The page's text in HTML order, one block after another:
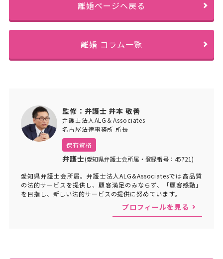
離婚ページへ戻る
離婚 コラム一覧
監修：弁護士 井本 敬善
弁護士法人ALG＆Associates
名古屋法律事務所 所長
保有資格
弁護士(愛知県弁護士会所属・登録番号：45721)
愛知県弁護士会所属。弁護士法人ALG&Associatesでは高品質
の法的サービスを提供し、顧客満足のみならず、「顧客感動」
を目指し、新しい法的サービスの提供に努めています。
プロフィールを見る